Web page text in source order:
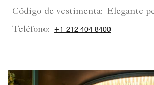
Código de vestimenta:
Elegante
Teléfono:
+1 212-404-8400